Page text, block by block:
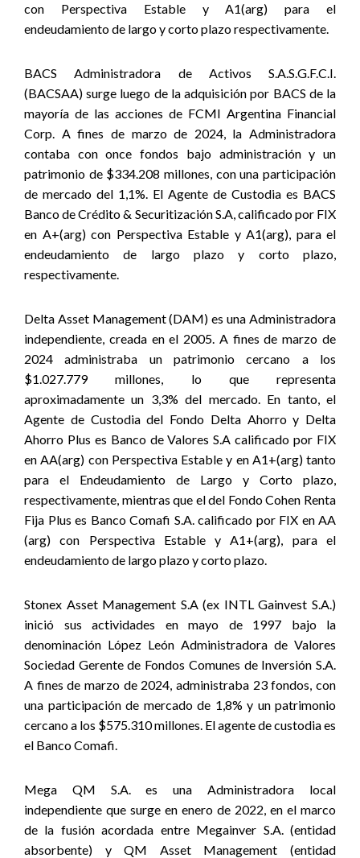
con Perspectiva Estable y A1(arg) para el
endeudamiento de largo y corto plazo respectivamente.
BACS Administradora de Activos S.A.S.G.F.C.I.
(BACSAA) surge luego de la adquisición por BACS de la
mayoría de las acciones de FCMI Argentina Financial
Corp. A fines de marzo de 2024, la Administradora
contaba con once fondos bajo administración y un
patrimonio de $334.208 millones, con una participación
de mercado del 1,1%. El Agente de Custodia es BACS
Banco de Crédito & Securitización S.A, calificado por FIX
en A+(arg) con Perspectiva Estable y A1(arg), para el
endeudamiento de largo plazo y corto plazo,
respectivamente.
Delta Asset Management (DAM) es una Administradora
independiente, creada en el 2005. A fines de marzo de
2024 administraba un patrimonio cercano a los
$1.027.779 millones, lo que representa
aproximadamente un 3,3% del mercado. En tanto, el
Agente de Custodia del Fondo Delta Ahorro y Delta
Ahorro Plus es Banco de Valores S.A calificado por FIX
en AA(arg) con Perspectiva Estable y en A1+(arg) tanto
para el Endeudamiento de Largo y Corto plazo,
respectivamente, mientras que el del Fondo Cohen Renta
Fija Plus es Banco Comafi S.A. calificado por FIX en AA
(arg) con Perspectiva Estable y A1+(arg), para el
endeudamiento de largo plazo y corto plazo.
Stonex Asset Management S.A (ex INTL Gainvest S.A.)
inició sus actividades en mayo de 1997 bajo la
denominación López León Administradora de Valores
Sociedad Gerente de Fondos Comunes de Inversión S.A.
A fines de marzo de 2024, administraba 23 fondos, con
una participación de mercado de 1,8% y un patrimonio
cercano a los $575.310 millones. El agente de custodia es
el Banco Comafi.
Mega QM S.A. es una Administradora local
independiente que surge en enero de 2022, en el marco
de la fusión acordada entre Megainver S.A. (entidad
absorbente) y QM Asset Management (entidad